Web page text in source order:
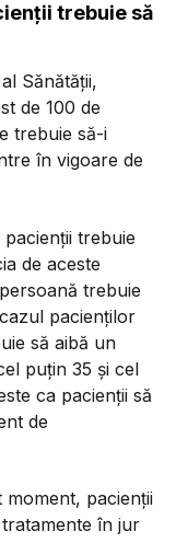
trebuie să
Sănătății,
de 100 de
trebuie să-i
în vigoare de
trebuie
de aceste
trebuie
pacienților
să aibă un
puțin 35 și cel
ca pacienții să
de
moment, pacienții
în jur